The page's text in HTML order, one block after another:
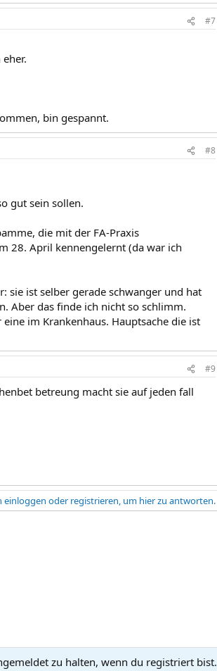
#7
bin gespannt.
#8
gut sein sollen.
die mit der FA-Praxis
28. April kennengelernt (da war ich
sie ist selber gerade schwanger und hat
Aber das finde ich nicht so schlimm.
im Krankenhaus. Hauptsache die ist
#9
betreung macht sie auf jeden fall
einloggen oder registrieren, um hier zu antworten.
zu halten, wenn du registriert bist.